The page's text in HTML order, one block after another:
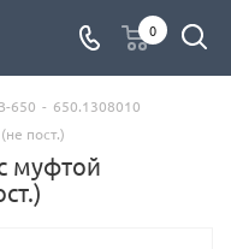
0
650 - 650.1308010
пост.)
муфтой